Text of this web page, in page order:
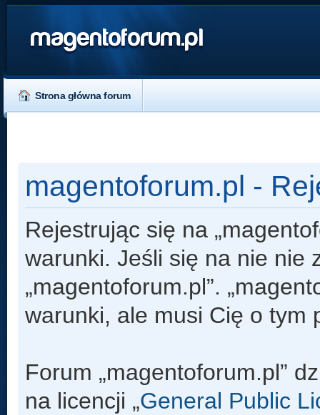
magentoforum.pl
Strona główna forum
magentoforum.pl -
Rejestrując się na
warunki. Jeśli się na nie nie
„magentoforum.pl”.
warunki, ale musi Cię o tym
Forum „magentoforum.pl”
na licencji „General Public